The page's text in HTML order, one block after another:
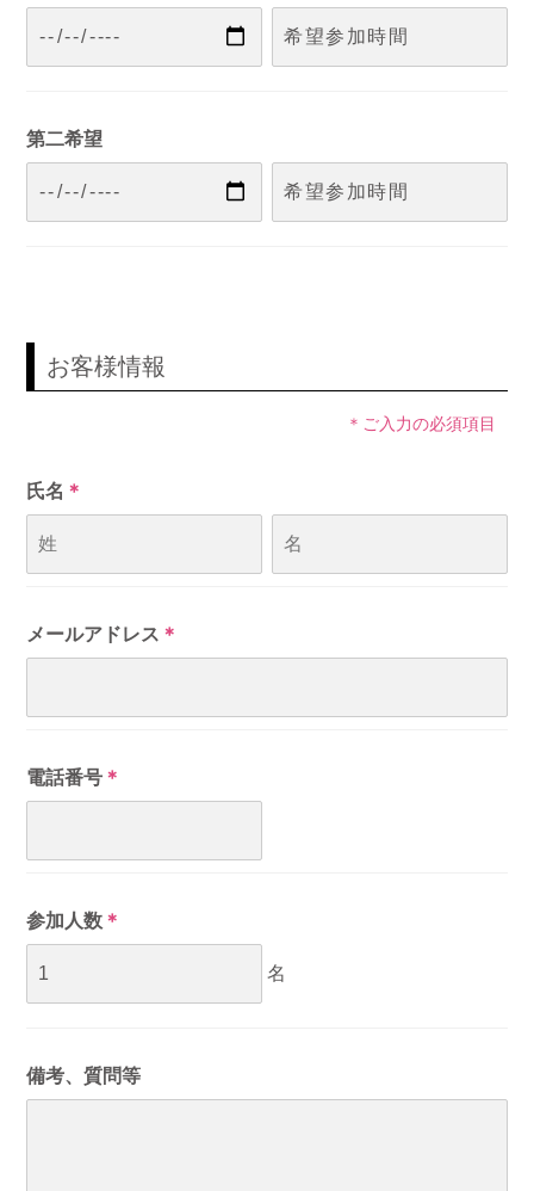
第二希望
お客様情報
＊ご入力の必須項目
氏名 ＊
メールアドレス ＊
電話番号 ＊
参加人数 ＊
名
備考、質問等